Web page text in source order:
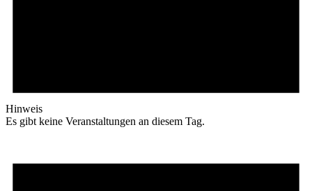
Hinweis
Es gibt keine Veranstaltungen an diesem Tag.